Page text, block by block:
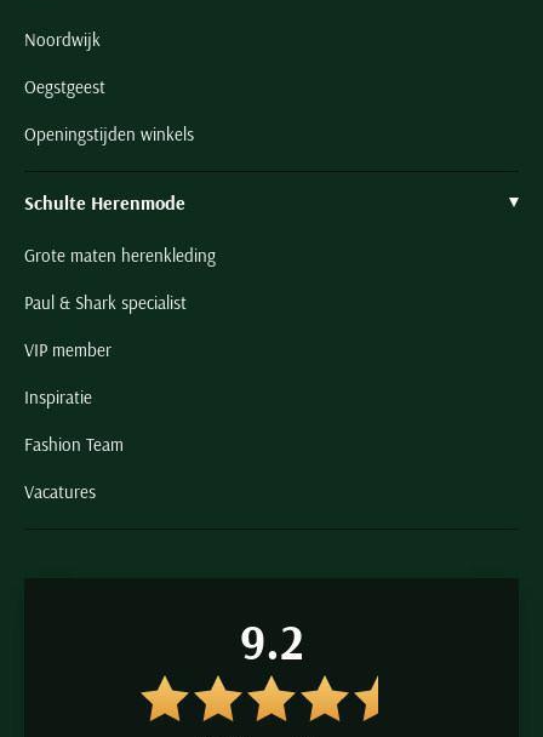
Noordwijk
Oegstgeest
Openingstijden winkels
Schulte Herenmode
Grote maten herenkleding
Paul & Shark specialist
VIP member
Inspiratie
Fashion Team
Vacatures
9.2